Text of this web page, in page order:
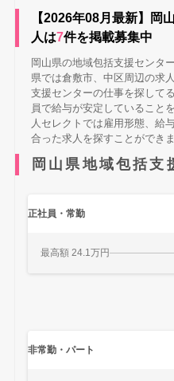
【2026年08月最新】岡
人は7件を掲載募集中
岡山県の地域包括支援センタ
県では倉敷市、中区周辺の求
支援センターの仕事を探して
員で給与が安定していること
人セレクトでは雇用形態、給
合った求人を探すことができま
岡山県地域包括支
正社員・常勤
最高額 24.1万円
非常勤・パート